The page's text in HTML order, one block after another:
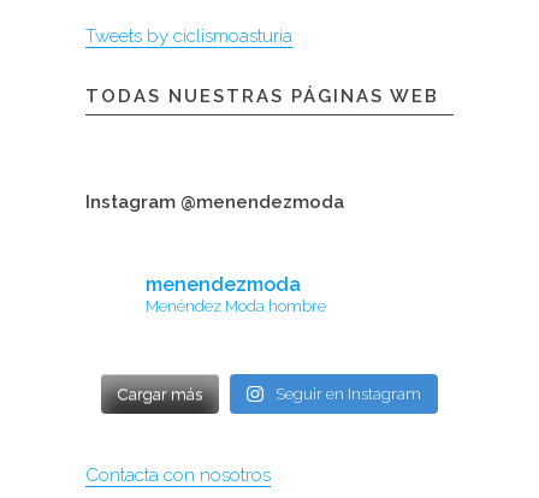
Tweets by ciclismoasturia
TODAS NUESTRAS PÁGINAS WEB
Instagram @menendezmoda
menendezmoda
Menéndez Moda hombre
Cargar más Seguir en Instagram
Contacta con nosotros